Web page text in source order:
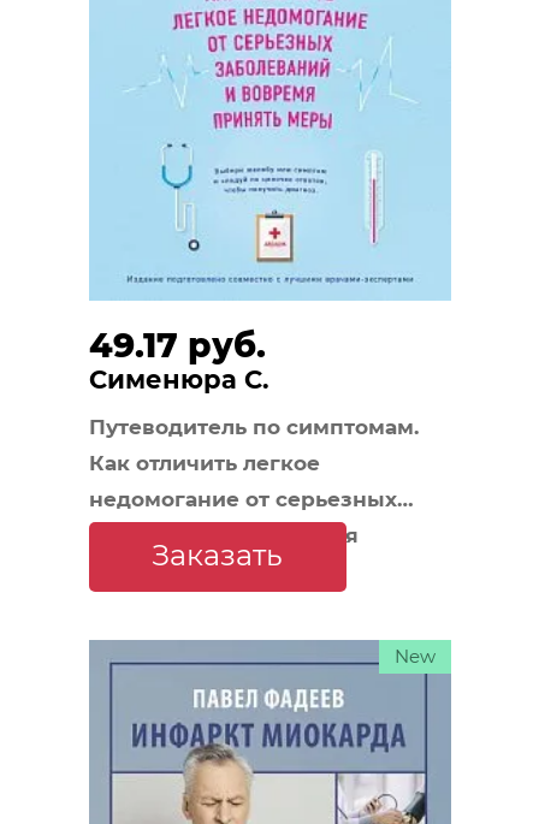
49.17 руб.
Сименюра С.
Путеводитель по симптомам.
Как отличить легкое
недомогание от серьезных
заболеваний и вовремя
принять меры
Заказать
New